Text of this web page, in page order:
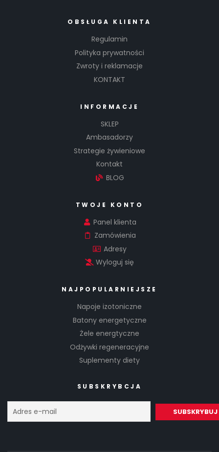
OBSŁUGA KLIENTA
Regulamin
Polityka prywatności
Zwroty i reklamacje
KONTAKT
INFORMACJE
SKLEP
Ambasadorzy
Strategie żywieniowe
Kontakt
BLOG
TWOJE KONTO
Panel klienta
Zamówienia
Adresy
Wyloguj się
NAJPOPULARNIEJSZE
Napoje izotoniczne
Batony energetyczne
Żele energtyczne
Odżywki regeneracyjne
Suplementy diety
SUBSKRYBCJA